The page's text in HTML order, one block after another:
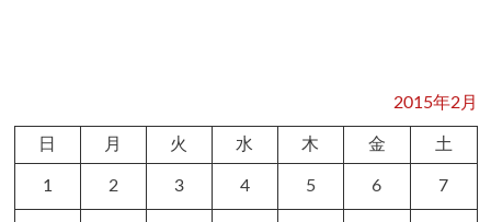
2015年2月
日 月 火 水 木 金 土
1 2 3 4 5 6 7